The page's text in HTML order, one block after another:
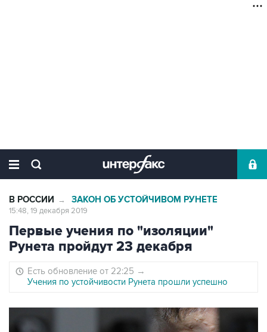
В РОССИИ → ЗАКОН ОБ УСТОЙЧИВОМ РУНЕТЕ
15:48, 19 декабря 2019
Первые учения по "изоляции"
Рунета пройдут 23 декабря
Есть обновление от 22:25 →
Учения по устойчивости Рунета прошли успешно